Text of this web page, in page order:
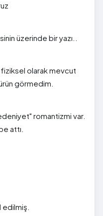
üzerinde bir yazı..
fiziksel olarak mevcut
görmedim.
romantizmi var.
attı.